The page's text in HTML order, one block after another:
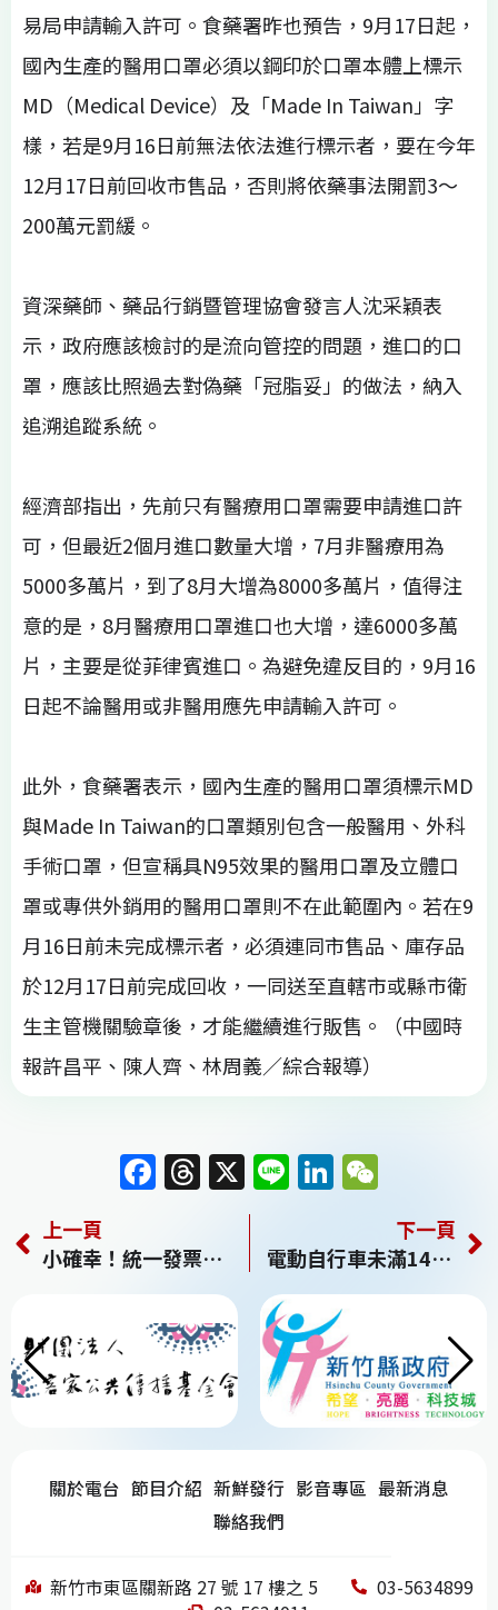
易局申請輸入許可。食藥署昨也預告，9月17日起，
國內生產的醫用口罩必須以鋼印於口罩本體上標示
MD（Medical Device）及「Made In Taiwan」字
樣，若是9月16日前無法依法進行標示者，要在今年
12月17日前回收市售品，否則將依藥事法開罰3～
200萬元罰緩。
資深藥師、藥品行銷暨管理協會發言人沈采穎表
示，政府應該檢討的是流向管控的問題，進口的口
罩，應該比照過去對偽藥「冠脂妥」的做法，納入
追溯追蹤系統。
經濟部指出，先前只有醫療用口罩需要申請進口許
可，但最近2個月進口數量大增，7月非醫療用為
5000多萬片，到了8月大增為8000多萬片，值得注
意的是，8月醫療用口罩進口也大增，達6000多萬
片，主要是從菲律賓進口。為避免違反目的，9月16
日起不論醫用或非醫用應先申請輸入許可。
此外，食藥署表示，國內生產的醫用口罩須標示MD
與Made In Taiwan的口罩類別包含一般醫用、外科
手術口罩，但宣稱具N95效果的醫用口罩及立體口
罩或專供外銷用的醫用口罩則不在此範圍內。若在9
月16日前未完成標示者，必須連同市售品、庫存品
於12月17日前完成回收，一同送至直轄市或縣市衛
生主管機關驗章後，才能繼續進行販售。（中國時
報許昌平、陳人齊、林周義／綜合報導）
F
a
c
e
b
o
o
k
T
h
re
a
d
s
X Li
n
e
Li
n
k
e
dI
n
C
h
上一頁
小確幸！統一發票增開雲端發票500元獎10萬組
下一頁
電動自行車未滿14歲騎乘 罰監護人
關於電台 節目介紹 新鮮發行 影音專區 最新消息
聯絡我們
新竹市東區關新路 27 號 17 樓之 5
03-5634899